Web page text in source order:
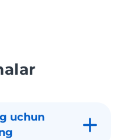
uchun